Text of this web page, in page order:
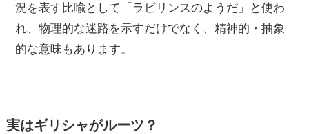
況を表す比喩として「ラビリンスのようだ」と使わ
れ、物理的な迷路を示すだけでなく、精神的・抽象
的な意味もあります。
実はギリシャがルーツ？